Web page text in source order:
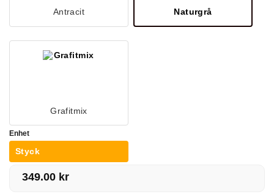
Antracit Naturgrå
Grafitmix
Enhet
Styck
349.00 kr